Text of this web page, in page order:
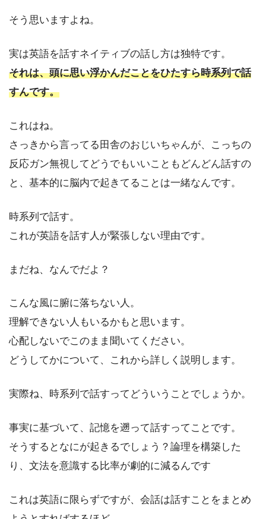
そう思いますよね。
実は英語を話すネイティブの話し方は独特です。
それは、頭に思い浮かんだことをひたすら時系列で話
すんです。
これはね。
さっきから言ってる田舎のおじいちゃんが、こっちの
反応ガン無視してどうでもいいこともどんどん話すの
と、基本的に脳内で起きてることは一緒なんです。
時系列で話す。
これが英語を話す人が緊張しない理由です。
まだね、なんでだよ？
こんな風に腑に落ちない人。
理解できない人もいるかもと思います。
心配しないでこのまま聞いてください。
どうしてかについて、これから詳しく説明します。
実際ね、時系列で話すってどういうことでしょうか。
事実に基づいて、記憶を遡って話すってことです。
そうするとなにが起きるでしょう？論理を構築した
り、文法を意識する比率が劇的に減るんです
これは英語に限らずですが、会話は話すことをまとめ